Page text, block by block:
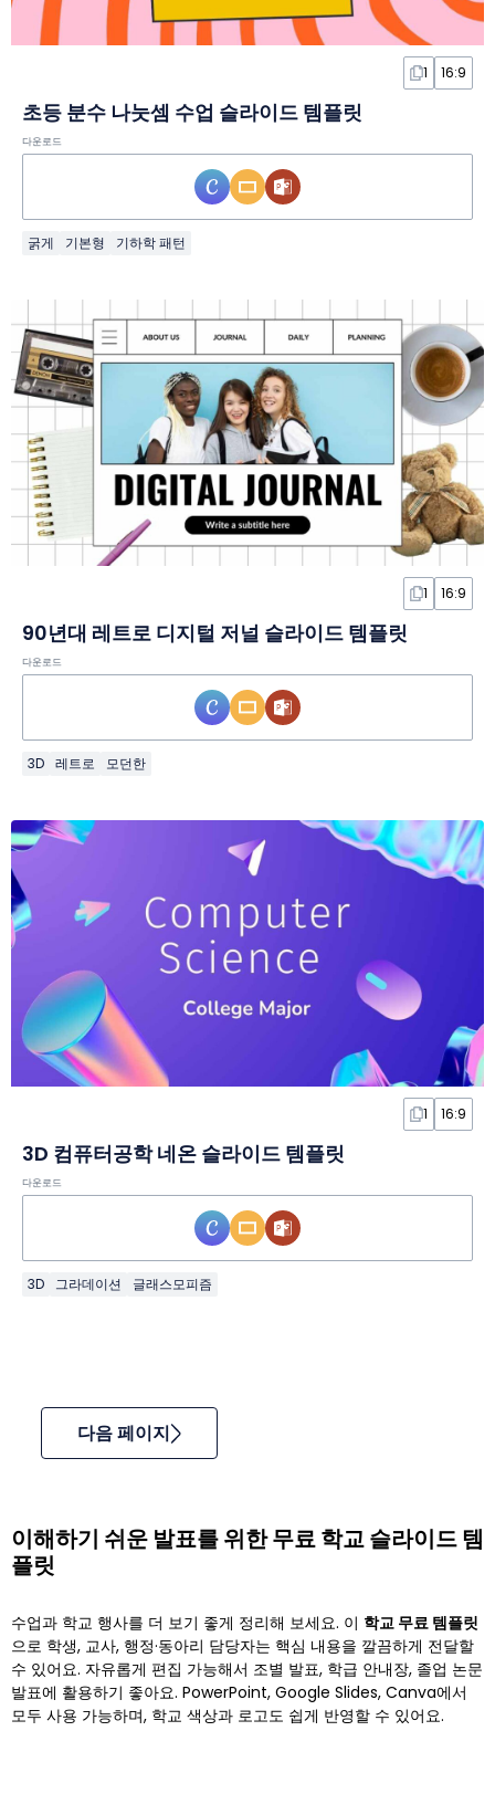
1 16:9
초등 분수 나눗셈 수업 슬라이드 템플릿
다운로드
굵게 기본형 기하학 패턴
1 16:9
90년대 레트로 디지털 저널 슬라이드 템플릿
다운로드
3D 레트로 모던한
1 16:9
3D 컴퓨터공학 네온 슬라이드 템플릿
다운로드
3D 그라데이션 글래스모피즘
다음 페이지
이해하기 쉬운 발표를 위한 무료 학교 슬라이드 템
플릿
수업과 학교 행사를 더 보기 좋게 정리해 보세요. 이 학교 무료 템플릿
으로 학생, 교사, 행정·동아리 담당자는 핵심 내용을 깔끔하게 전달할
수 있어요. 자유롭게 편집 가능해서 조별 발표, 학급 안내장, 졸업 논문
발표에 활용하기 좋아요. PowerPoint, Google Slides, Canva에서
모두 사용 가능하며, 학교 색상과 로고도 쉽게 반영할 수 있어요.